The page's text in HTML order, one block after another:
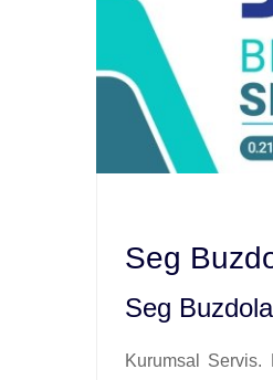
Seg
Seg
Kurumsal Servis.